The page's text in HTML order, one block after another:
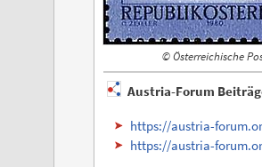
© Österreichische
Austria-Forum
https://austria-
https://austria-